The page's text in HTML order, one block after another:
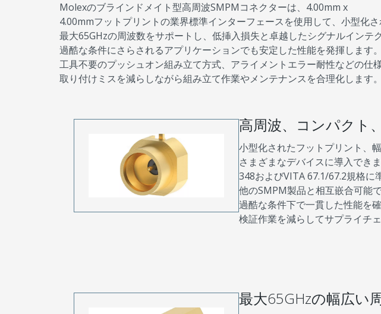
Molexのブラインドメイト型高周波SMPMコネクターは、4.00mm x
4.00mmフットプリントの業界標準インターフェースを使用して、小型化
最大65GHzの周波数をサポートし、低挿入損失と卓越したシグナルインテ
過酷な条件にさらされるアプリケーションでも安定した性能を発揮します
工具不要のプッシュオン組み立て方式、アライメントエラー耐性などの仕様
取り付けミスを減らしながら組み立て作業やメンテナンスを合理化します。
高周波、コンパクト
小型化されたフットプリント、
さまざまなデバイスに導入でき
348およびVITA 67.1/67.2規格に
他のSMPM製品と相互嵌合可能
過酷な条件下で一貫した性能を確
検証作業を減らしてサプライチ
最大65GHzの幅広い